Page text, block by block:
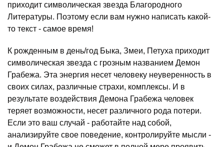
приходит символическая звезда Благородного
Литературы. Поэтому если вам нужно написать какой-
то текст - самое время!
К рожденным в день/год Быка, Змеи, Петуха приходит
символическая звезда с грозным названием Демон
Грабежа. Эта энергия несет человеку неуверенность в
своих силах, различные страхи, комплексы. И в
результате воздействия Демона Грабежа человек
теряет возможности, несет различного рода потери.
Если это ваш случай - работайте над собой,
анализируйте свое поведение, контролируйте мысли -